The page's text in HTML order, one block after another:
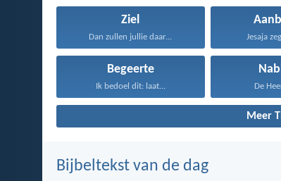
Ziel
Dan zullen jullie daar... Jesaja
Begeerte
Ik bedoel dit: laat... De
Meer
Bijbeltekst van de dag